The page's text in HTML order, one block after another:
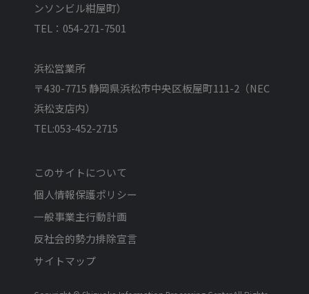
ンソンビル紺屋町）
TEL：054-271-7501
浜松営業所
〒430-7715 静岡県浜松市中央区板屋町111-2（NEC
浜松支店内）
TEL:053-452-2715
このサイトについて
個人情報保護ポリシー
一般事業主行動計画
反社会的勢力排除宣言
サイトマップ